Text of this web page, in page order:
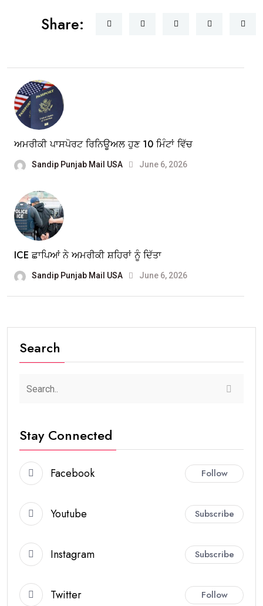
Share:
ਅਮਰੀਕੀ ਪਾਸਪੋਰਟ ਰਿਨਿਊਅਲ ਹੁਣ 10 ਮਿੰਟਾਂ ਵਿੱਚ
Sandip Punjab Mail USA June 6, 2026
ICE ਛਾਪਿਆਂ ਨੇ ਅਮਰੀਕੀ ਸ਼ਹਿਰਾਂ ਨੂੰ ਦਿੱਤਾ
Sandip Punjab Mail USA June 6, 2026
Search
Stay Connected
Facebook Follow
Youtube Subscribe
Instagram Subscribe
Twitter Follow